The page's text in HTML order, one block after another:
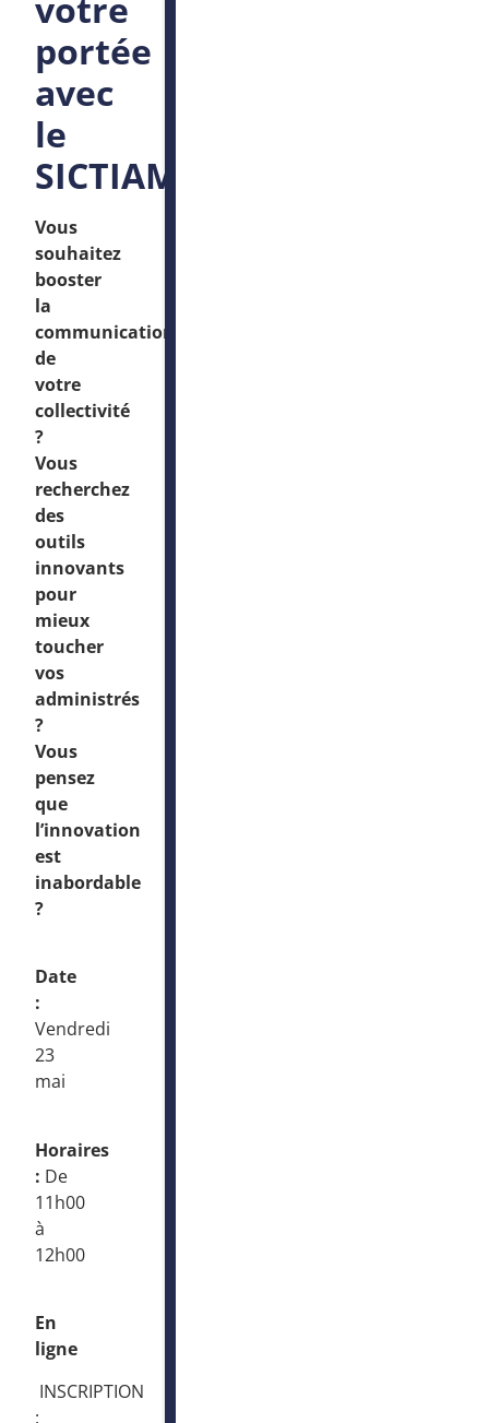
portée
avec
le
SICTIAM
Vous
souhaitez
booster
la
communication
de
votre
collectivité
?
Vous
recherchez
des
outils
innovants
pour
mieux
toucher
vos
administrés
?
Vous
pensez
que
l’innovation
est
inabordable
?
Date
:
Vendredi
23
mai
Horaires
: De
11h00
à
12h00
En
ligne
INSCRIPTION
: